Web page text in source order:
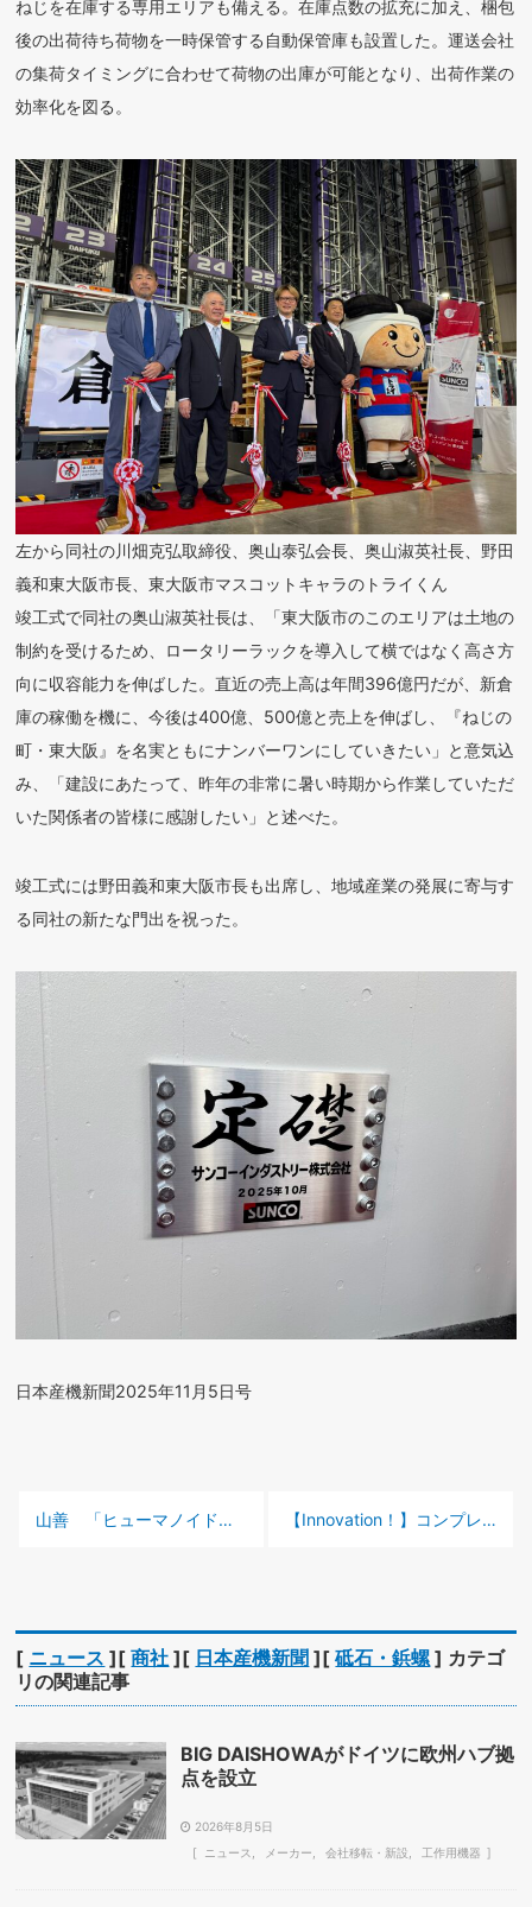
ねじを在庫する専用エリアも備える。在庫点数の拡充に加え、梱包
後の出荷待ち荷物を一時保管する自動保管庫も設置した。運送会社
の集荷タイミングに合わせて荷物の出庫が可能となり、出荷作業の
効率化を図る。
左から同社の川畑克弘取締役、奥山泰弘会長、奥山淑英社長、野田
義和東大阪市長、東大阪市マスコットキャラのトライくん
竣工式で同社の奥山淑英社長は、「東大阪市のこのエリアは土地の
制約を受けるため、ロータリーラックを導入して横ではなく高さ方
向に収容能力を伸ばした。直近の売上高は年間396億円だが、新倉
庫の稼働を機に、今後は400億、500億と売上を伸ばし、『ねじの
町・東大阪』を名実ともにナンバーワンにしていきたい」と意気込
み、「建設にあたって、昨年の非常に暑い時期から作業していただ
いた関係者の皆様に感謝したい」と述べた。
竣工式には野田義和東大阪市長も出席し、地域産業の発展に寄与す
る同社の新たな門出を祝った。
日本産機新聞2025年11月5日号
前の記事 :
山善 「ヒューマノイド・フィジカルデータ生成センター」の構築プロジェクトに参画 次の記事 :
【Innovation！】コンプレッサ・周辺機器
[ ニュース ][商社 ][ 日本産機新聞 ][砥石・鋲螺 ] カテゴ
リの関連記事
BIG DAISHOWAがドイツに欧州ハブ拠
点を設立
2026年8月5日
ニュース
メーカー 会社移転・新設 工作用機器